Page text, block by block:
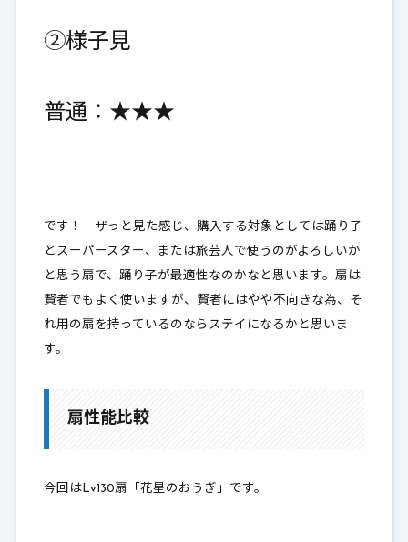
②様子見
普通：★★★
です！ ザっと見た感じ、購入する対象としては踊り子
とスーパースター、または旅芸人で使うのがよろしいか
と思う扇で、踊り子が最適性なのかなと思います。扇は
賢者でもよく使いますが、賢者にはやや不向きな為、そ
れ用の扇を持っているのならステイになるかと思いま
す。
扇性能比較
今回はLv130扇「花星のおうぎ」です。